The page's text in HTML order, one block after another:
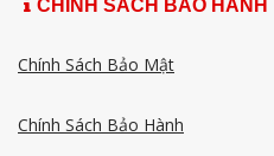
CHÍNH SÁCH BẢO HÀNH
Chính Sách Bảo Mật
Chính Sách Bảo Hành